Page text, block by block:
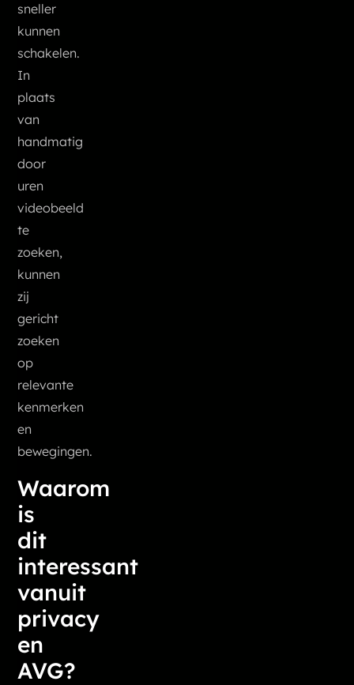
sneller
kunnen
schakelen.
In
plaats
van
handmatig
door
uren
videobeeld
te
zoeken,
kunnen
zij
gericht
zoeken
op
relevante
kenmerken
en
bewegingen.
Waarom
is
dit
interessant
vanuit
privacy
en
AVG?